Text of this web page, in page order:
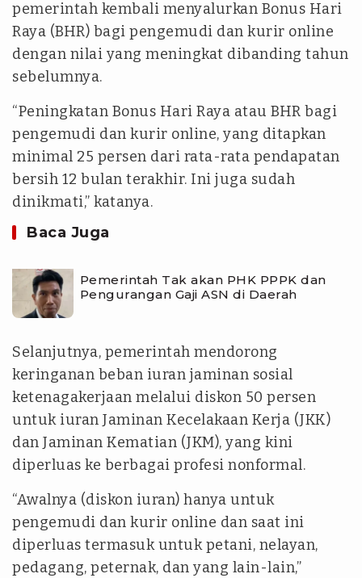
pemerintah kembali menyalurkan Bonus Hari
Raya (BHR) bagi pengemudi dan kurir online
dengan nilai yang meningkat dibanding tahun
sebelumnya.
“Peningkatan Bonus Hari Raya atau BHR bagi
pengemudi dan kurir online, yang ditapkan
minimal 25 persen dari rata-rata pendapatan
bersih 12 bulan terakhir. Ini juga sudah
dinikmati,” katanya.
Baca Juga
Pemerintah Tak akan PHK PPPK dan
Pengurangan Gaji ASN di Daerah
Selanjutnya, pemerintah mendorong
keringanan beban iuran jaminan sosial
ketenagakerjaan melalui diskon 50 persen
untuk iuran Jaminan Kecelakaan Kerja (JKK)
dan Jaminan Kematian (JKM), yang kini
diperluas ke berbagai profesi nonformal.
“Awalnya (diskon iuran) hanya untuk
pengemudi dan kurir online dan saat ini
diperluas termasuk untuk petani, nelayan,
pedagang, peternak, dan yang lain-lain,”